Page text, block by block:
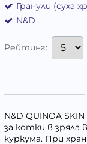
Гранули (суха
N&D
Рейтинг:
N&D QUINOA
за котки в зряла
куркума. При